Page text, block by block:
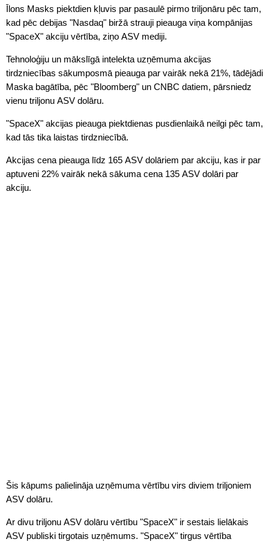
Īlons Masks piektdien kļuvis par pasaulē pirmo triljonāru pēc tam,
kad pēc debijas "Nasdaq" biržā strauji pieauga viņa kompānijas
"SpaceX" akciju vērtība, ziņo ASV mediji.
Tehnoloģiju un mākslīgā intelekta uzņēmuma akcijas
tirdzniecības sākumposmā pieauga par vairāk nekā 21%, tādējādi
Maska bagātība, pēc "Bloomberg" un CNBC datiem, pārsniedz
vienu triljonu ASV dolāru.
"SpaceX" akcijas pieauga piektdienas pusdienlaikā neilgi pēc tam,
kad tās tika laistas tirdzniecībā.
Akcijas cena pieauga līdz 165 ASV dolāriem par akciju, kas ir par
aptuveni 22% vairāk nekā sākuma cena 135 ASV dolāri par
akciju.
Šis kāpums palielināja uzņēmuma vērtību virs diviem triljoniem
ASV dolāru.
Ar divu triljonu ASV dolāru vērtību "SpaceX" ir sestais lielākais
ASV publiski tirgotais uzņēmums. "SpaceX" tirgus vērtība